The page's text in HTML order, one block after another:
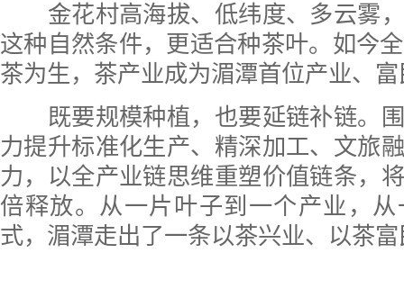
金花村高海拔、低纬度、多云雾，
这种自然条件，更适合种茶叶。如今
茶为生，茶产业成为湄潭首位产业、
既要规模种植，也要延链补链。围
力提升标准化生产、精深加工、文旅
力，以全产业链思维重塑价值链条，
倍释放。从一片叶子到一个产业，
式，湄潭走出了一条以茶兴业、以茶